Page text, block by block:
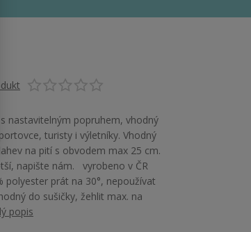
s nastavitelným popruhem, vhodný
turisty i výletníky. Vhodný
na pití s obvodem max 25 cm.
napište nám. vyrobeno v ČR
polyester prát na 30°, nepoužívat
do sušičky, žehlit max. na
popis